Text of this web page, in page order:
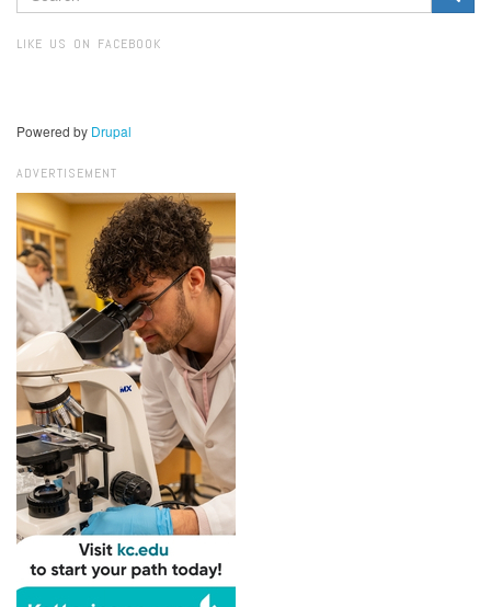
FORM
LIKE US ON FACEBOOK
Powered by Drupal
ADVERTISEMENT